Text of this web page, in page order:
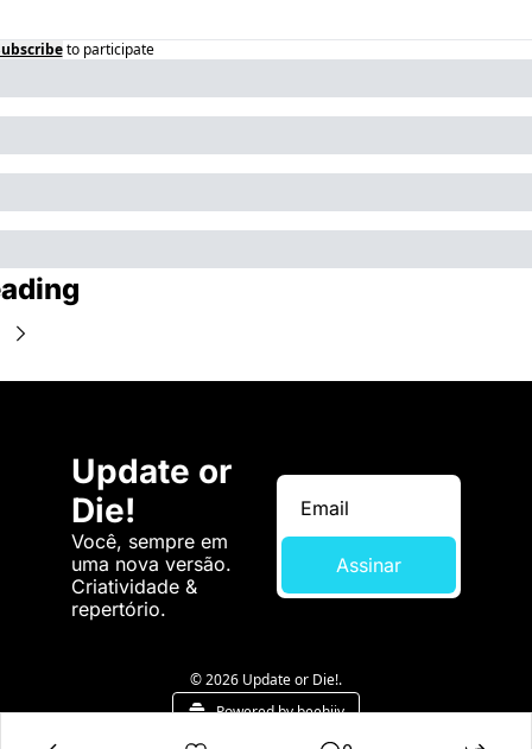
to participate
Update or
Die!
Você, sempre em
uma nova versão.
Criatividade &
repertório.
Assinar
© 2026 Update or Die!.
Powered by beehiiv